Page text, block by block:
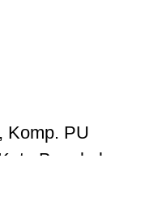
Komp. PU
Bengkulu